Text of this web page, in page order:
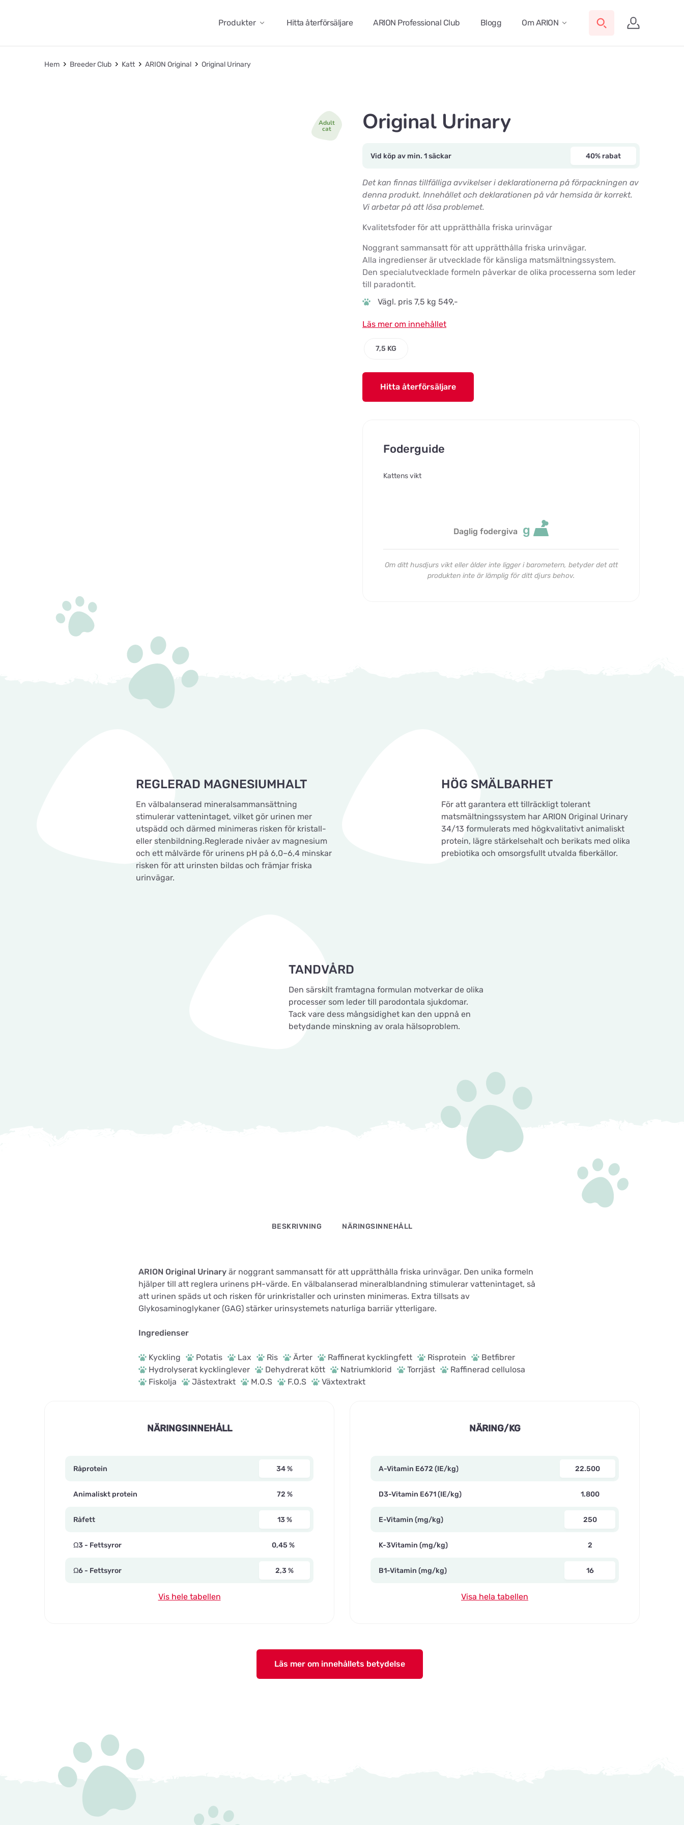
Produkter Hitta återförsäljare ARION Professional Club Blogg Om ARION
Hem Breeder Club Katt ARION Original Original Urinary
Adult
cat Original Urinary
Vid köp av min. 1 säckar 40% rabat
Det kan finnas tillfälliga avvikelser i deklarationerna på förpackningen av
denna produkt. Innehållet och deklarationen på vår hemsida är korrekt.
Vi arbetar på att lösa problemet.
Kvalitetsfoder för att upprätthålla friska urinvägar
Noggrant sammansatt för att upprätthålla friska urinvägar.
Alla ingredienser är utvecklade för känsliga matsmältningssystem.
Den specialutvecklade formeln påverkar de olika processerna som leder
till paradontit.
Vägl. pris 7,5 kg 549,-
Läs mer om innehållet
7,5 KG
Hitta återförsäljare
Foderguide
Kattens vikt
Daglig fodergiva g
Om ditt husdjurs vikt eller ålder inte ligger i barometern, betyder det att
produkten inte är lämplig för ditt djurs behov.
REGLERAD MAGNESIUMHALT
En välbalanserad mineralsammansättning
stimulerar vattenintaget, vilket gör urinen mer
utspädd och därmed minimeras risken för kristall-
eller stenbildning.Reglerade nivåer av magnesium
och ett målvärde för urinens pH på 6,0–6,4 minskar
risken för att urinsten bildas och främjar friska
urinvägar.
HÖG SMÄLBARHET
För att garantera ett tillräckligt tolerant
matsmältningssystem har ARION Original Urinary
34/13 formulerats med högkvalitativt animaliskt
protein, lägre stärkelsehalt och berikats med olika
prebiotika och omsorgsfullt utvalda fiberkällor.
TANDVÅRD
Den särskilt framtagna formulan motverkar de olika
processer som leder till parodontala sjukdomar.
Tack vare dess mångsidighet kan den uppnå en
betydande minskning av orala hälsoproblem.
BESKRIVNING NÄRINGSINNEHÅLL
ARION Original Urinary är noggrant sammansatt för att upprätthålla friska urinvägar. Den unika formeln
hjälper till att reglera urinens pH-värde. En välbalanserad mineralblandning stimulerar vattenintaget, så
att urinen späds ut och risken för urinkristaller och urinsten minimeras. Extra tillsats av
Glykosaminoglykaner (GAG) stärker urinsystemets naturliga barriär ytterligare.
Ingredienser
Kyckling Potatis Lax Ris Ärter Raffinerat kycklingfett Risprotein
Betfibrer
Hydrolyserat kycklinglever
Dehydrerat kött Natriumklorid Torrjäst
Raffinerad cellulosa
Fiskolja
Jästextrakt M.O.S F.O.S Växtextrakt
NÄRINGSINNEHÅLL
Råprotein 34 %
Animaliskt protein 72 %
Råfett 13 %
Ω3 - Fettsyror 0,45 %
Ω6 - Fettsyror 2,3 %
Vis hele tabellen
NÄRING/KG
A-Vitamin E672 (IE/kg) 22.500
D3-Vitamin E671 (IE/kg) 1.800
E-Vitamin (mg/kg) 250
K-3Vitamin (mg/kg) 2
B1-Vitamin (mg/kg) 16
Visa hela tabellen
Läs mer om innehållets betydelse